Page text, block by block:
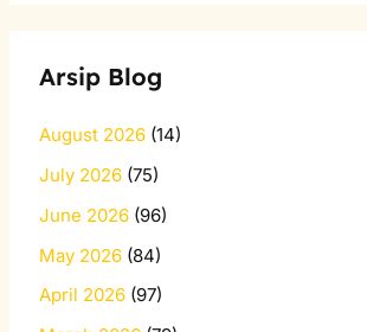
Arsip Blog
August 2026 (14)
July 2026 (75)
June 2026 (96)
May 2026 (84)
April 2026 (97)